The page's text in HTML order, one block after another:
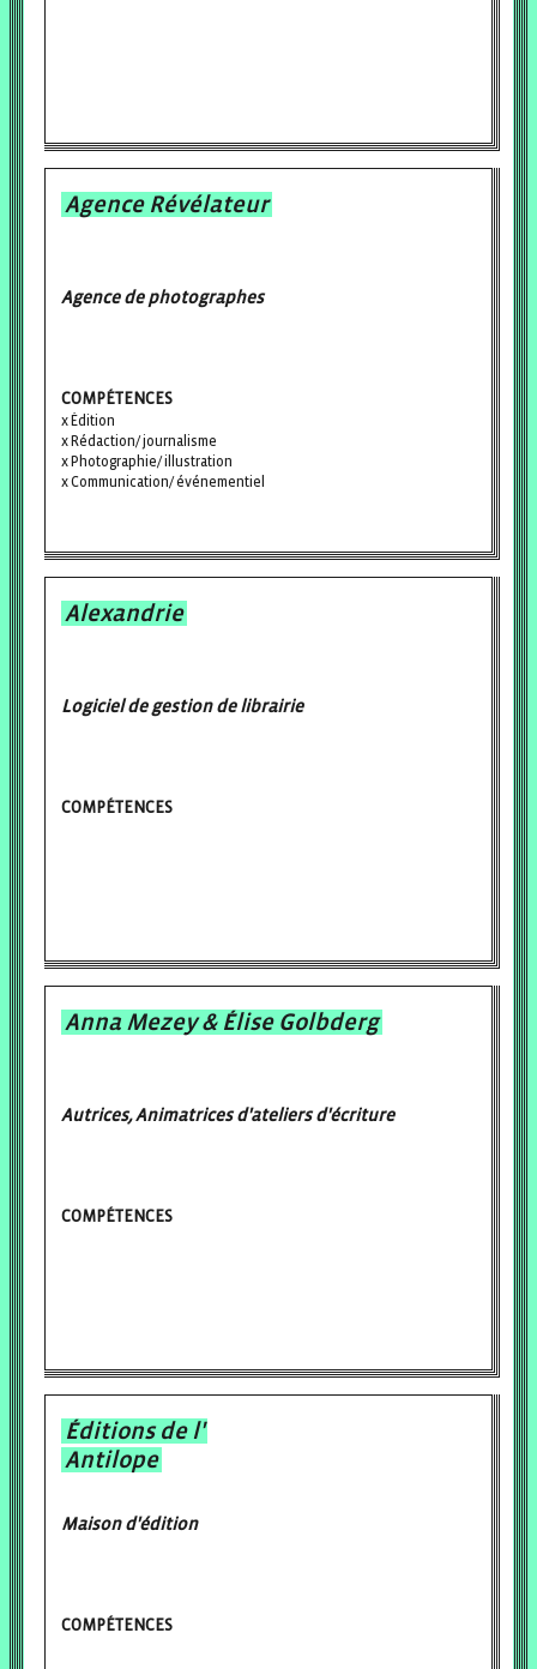
Agence Révélateur
Agence de photographes
COMPÉTENCES
Édition
Rédaction/ journalisme
Photographie/ illustration
Communication/ événementiel
Alexandrie
Logiciel de gestion de librairie
COMPÉTENCES
Anna Mezey & Élise Golbderg
Autrices, Animatrices d'ateliers d'écriture
COMPÉTENCES
Éditions de l'
Antilope
Maison d'édition
COMPÉTENCES